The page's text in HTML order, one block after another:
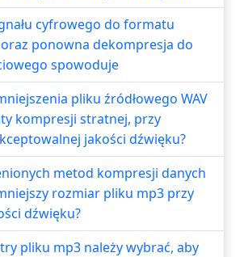
cyfrowego do formatu
ponowna dekompresja do
spowoduje
pliku źródłowego WAV
kompresji stratnej, przy
jakości dźwięku?
metod kompresji danych
rozmiar pliku mp3 przy
dźwięku?
pliku mp3 należy wybrać, aby